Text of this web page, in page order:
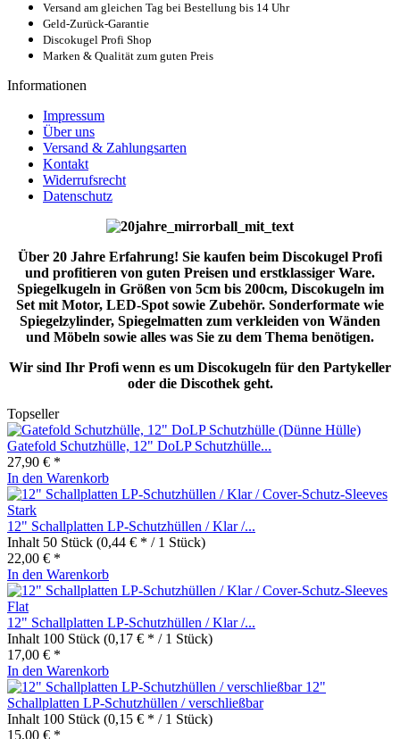
Versand am gleichen Tag bei Bestellung bis 14 Uhr
Geld-Zurück-Garantie
Discokugel Profi Shop
Marken & Qualität zum guten Preis
Informationen
Impressum
Über uns
Versand & Zahlungsarten
Kontakt
Widerrufsrecht
Datenschutz
Über 20 Jahre Erfahrung! Sie kaufen beim Discokugel Profi
und profitieren von guten Preisen und erstklassiger Ware.
Spiegelkugeln in Größen von 5cm bis 200cm, Discokugeln im
Set mit Motor, LED-Spot sowie Zubehör. Sonderformate wie
Spiegelzylinder, Spiegelmatten zum verkleiden von Wänden
und Möbeln sowie alles was Sie zu dem Thema benötigen.
Wir sind Ihr Profi wenn es um Discokugeln für den Partykeller
oder die Discothek geht.
Topseller
Gatefold Schutzhülle, 12" DoLP Schutzhülle...
27,90 € *
In den Warenkorb
12" Schallplatten LP-Schutzhüllen / Klar /...
Inhalt 50 Stück (0,44 € * / 1 Stück)
22,00 € *
In den Warenkorb
12" Schallplatten LP-Schutzhüllen / Klar /...
Inhalt 100 Stück (0,17 € * / 1 Stück)
17,00 € *
In den Warenkorb
12"
Schallplatten LP-Schutzhüllen / verschließbar
Inhalt 100 Stück (0,15 € * / 1 Stück)
15,00 € *